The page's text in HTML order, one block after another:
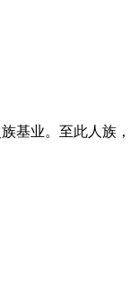
基业。至此人族，